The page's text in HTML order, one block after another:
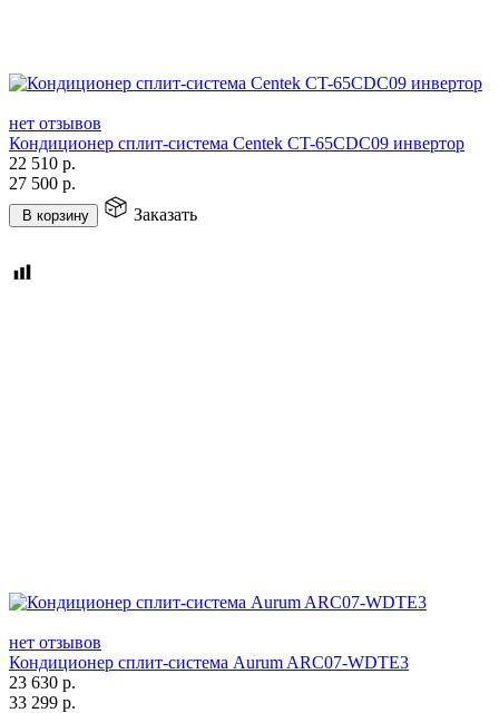
нет отзывов
Кондиционер сплит-система Centek CT-65CDC09 инвертор
22 510 р.
27 500 р.
В корзину Заказать
нет отзывов
Кондиционер сплит-система Aurum ARC07-WDTE3
23 630 р.
33 299 р.